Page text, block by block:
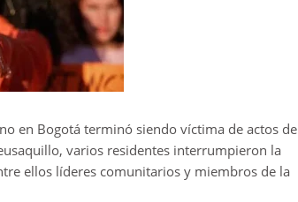
en Bogotá terminó siendo víctima de actos de
varios residentes interrumpieron la
ellos líderes comunitarios y miembros de la